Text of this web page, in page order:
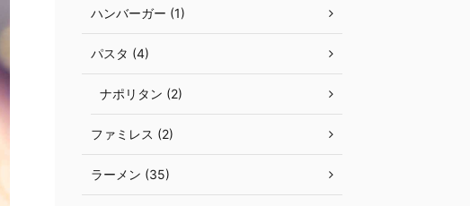
ハンバーガー (1)
パスタ (4)
ナポリタン (2)
ファミレス (2)
ラーメン (35)